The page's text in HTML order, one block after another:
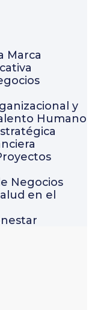
Marca
y
Humano
Negocios
en el